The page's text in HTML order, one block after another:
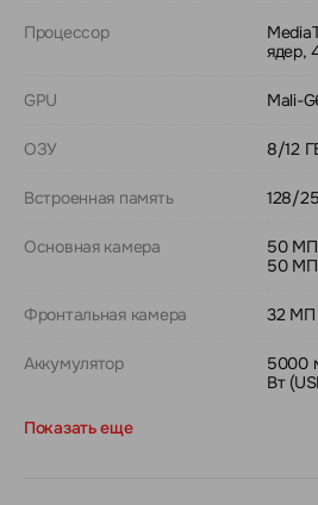
Процессор
ядер,
GPU Mali-
ОЗУ 8/12
Встроенная память 128/
Основная камера
50 МП
50 МП
Фронтальная камера 32 МП
Аккумулятор
5000
Вт
Показать еще